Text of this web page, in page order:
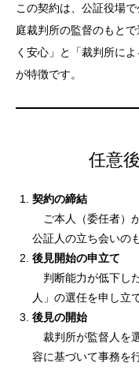
この契約は、公証役場
庭裁判所の監督のもと
く安心」と「裁判所に
が特徴です。
任意
契約の締結
ご本人（委任者）
公証人の立ち会いの
後見開始の申立て
判断能力が低下し
人」の選任を申し立
後見の開始
裁判所が監督人を
容に基づいて事務を